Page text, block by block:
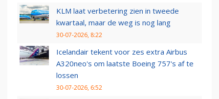
KLM laat verbetering zien in tweede
kwartaal, maar de weg is nog lang
30-07-2026, 8:22
Icelandair tekent voor zes extra Airbus
A320neo's om laatste Boeing 757's af te
lossen
30-07-2026, 6:52